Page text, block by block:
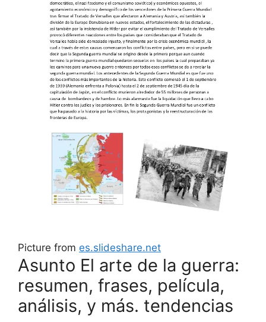
Picture from es.slideshare.net
Asunto El arte de la guerra:
resumen, frases, película,
análisis, y más. tendencias